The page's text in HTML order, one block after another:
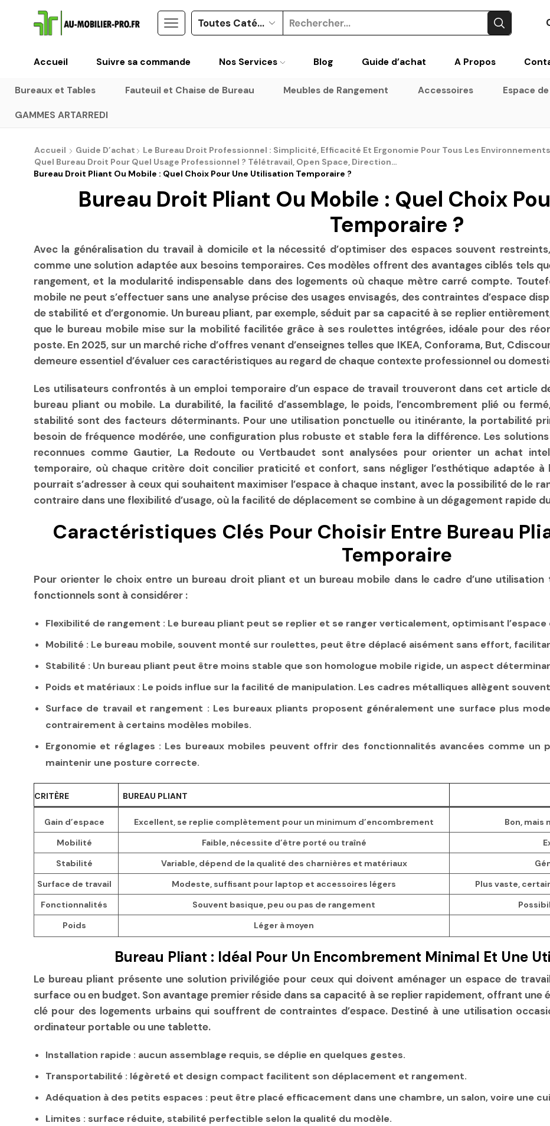
Accueil Suivre sa commande Nos Services Blog Guide d’achat A Propos
Bureaux et Tables Fauteuil et Chaise de Bureau Meubles de Rangement Accessoires Espace
GAMMES ARTARREDI
Accueil Guide D’achat
Le Bureau Droit Professionnel : Simplicité, Efficacité Et Ergonomie Pour Tous Les
Quel Bureau Droit Pour Quel Usage Professionnel ? Télétravail, Open Space, Direction…
Bureau Droit Pliant Ou Mobile : Quel Choix Pour Une Utilisation Temporaire ?
Bureau Droit Pliant Ou Mobile : Quel Choix
Temporaire ?
Avec la généralisation du travail à domicile et la nécessité d’optimiser des espaces souvent
comme une solution adaptée aux besoins temporaires. Ces modèles offrent des avantages ciblés tels
rangement, et la modularité indispensable dans des logements où chaque mètre carré compte.
mobile ne peut s’effectuer sans une analyse précise des usages envisagés, des contraintes d’espace
de stabilité et d’ergonomie. Un bureau pliant, par exemple, séduit par sa capacité à se replier
que le bureau mobile mise sur la mobilité facilitée grâce à ses roulettes intégrées, idéale pour des
poste. En 2025, sur un marché riche d’offres venant d’enseignes telles que IKEA, Conforama, But,
demeure essentiel d’évaluer ces caractéristiques au regard de chaque contexte professionnel ou
Les utilisateurs confrontés à un emploi temporaire d’un espace de travail trouveront dans cet article
bureau pliant ou mobile. La durabilité, la facilité d’assemblage, le poids, l’encombrement plié ou
stabilité sont des facteurs déterminants. Pour une utilisation ponctuelle ou itinérante, la portabilité
besoin de fréquence modérée, une configuration plus robuste et stable fera la différence. Les
reconnues comme Gautier, La Redoute ou Vertbaudet sont analysées pour orienter un achat
temporaire, où chaque critère doit concilier praticité et confort, sans négliger l’esthétique adaptée à
pourrait s’adresser à ceux qui souhaitent maximiser l’espace à chaque instant, avec la possibilité de le
contraire dans une flexibilité d’usage, où la facilité de déplacement se combine à un dégagement rapide
Caractéristiques Clés Pour Choisir Entre Bureau
Temporaire
Pour orienter le choix entre un bureau droit pliant et un bureau mobile dans le cadre d’une
fonctionnels sont à considérer :
Flexibilité de rangement : Le bureau pliant peut se replier et se ranger verticalement, optimisant l’espace
Mobilité : Le bureau mobile, souvent monté sur roulettes, peut être déplacé aisément sans effort,
Stabilité : Un bureau pliant peut être moins stable que son homologue mobile rigide, un aspect
Poids et matériaux : Le poids influe sur la facilité de manipulation. Les cadres métalliques allègent
Surface de travail et rangement : Les bureaux pliants proposent généralement une surface plus
contrairement à certains modèles mobiles.
Ergonomie et réglages : Les bureaux mobiles peuvent offrir des fonctionnalités avancées comme un
maintenir une posture correcte.
CRITÈRE BUREAU PLIANT
Gain d’espace Excellent, se replie complètement pour un minimum d’encombrement
Bon, mais
Mobilité
Faible, nécessite d’être porté ou traîné
Stabilité
Variable, dépend de la qualité des charnières et matériaux
Surface de travail
Modeste, suffisant pour laptop et accessoires légers
Plus vaste,
Fonctionnalités
Souvent basique, peu ou pas de rangement
Poids
Léger à moyen
Bureau Pliant : Idéal Pour Un Encombrement Minimal Et Une
Le bureau pliant présente une solution privilégiée pour ceux qui doivent aménager un espace de
surface ou en budget. Son avantage premier réside dans sa capacité à se replier rapidement, offrant une
clé pour des logements urbains qui souffrent de contraintes d’espace. Destiné à une utilisation
ordinateur portable ou une tablette.
Installation rapide : aucun assemblage requis, se déplie en quelques gestes.
Transportabilité : légèreté et design compact facilitent son déplacement et rangement.
Adéquation à des petits espaces : peut être placé efficacement dans une chambre, un salon, voire une
Limites : surface réduite, stabilité perfectible selon la qualité du modèle.